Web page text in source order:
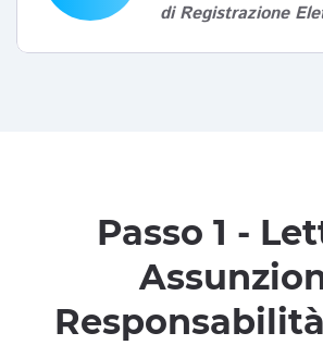
di Registrazione
Passo 1 -